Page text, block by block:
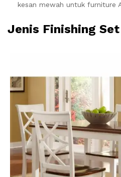
kesan mewah untuk furniture
Jenis Finishing